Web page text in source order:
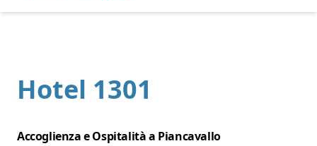
Hotel 1301
Accoglienza e Ospitalità a Piancavallo